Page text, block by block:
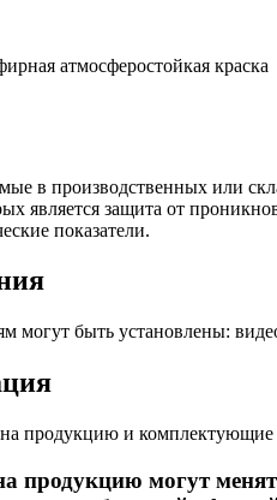
атмосферостойкая краска
в производственных или
является защита от
показатели.
могут быть установлены:
продукцию и
продукцию могут